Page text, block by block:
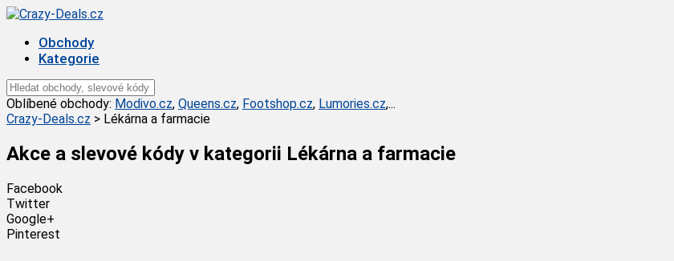
Obchody
Kategorie
Oblíbené obchody: Modivo.cz, Queens.cz, Footshop.cz, Lumories.cz,...
Crazy-Deals.cz > Lékárna a farmacie
Akce a slevové kódy v kategorii Lékárna a farmacie
Facebook
Twitter
Google+
Pinterest